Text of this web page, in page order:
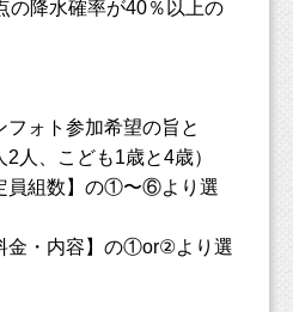
の降水確率が40％以上の
ォト参加希望の旨と
2人、こども1歳と4歳）
員組数】の①〜⑥より選
金・内容】の①or②より選